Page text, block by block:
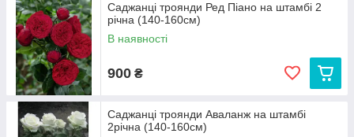
Саджанці троянди Ред Піано на штамбі 2
річна (140-160см)
В наявності
900 ₴
Саджанці троянди Аваланж на штамбі
2річна (140-160см)